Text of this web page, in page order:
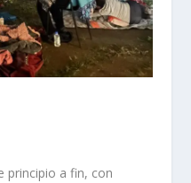
principio a fin, con